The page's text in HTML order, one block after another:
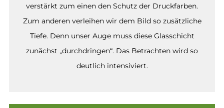
verstärkt zum einen den Schutz der Druckfarben.
Zum anderen verleihen wir dem Bild so zusätzliche
Tiefe. Denn unser Auge muss diese Glasschicht
zunächst „durchdringen“. Das Betrachten wird so
deutlich intensiviert.